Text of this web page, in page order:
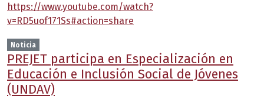
https://www.youtube.com/watch?
v=RD5uof171Ss#action=share
Noticia
PREJET participa en Especialización en
Educación e Inclusión Social de Jóvenes
(UNDAV)